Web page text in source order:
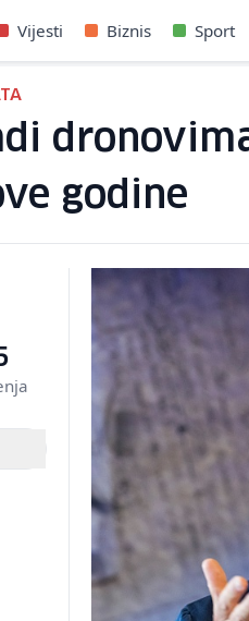
Vijesti Biznis Sport
godine